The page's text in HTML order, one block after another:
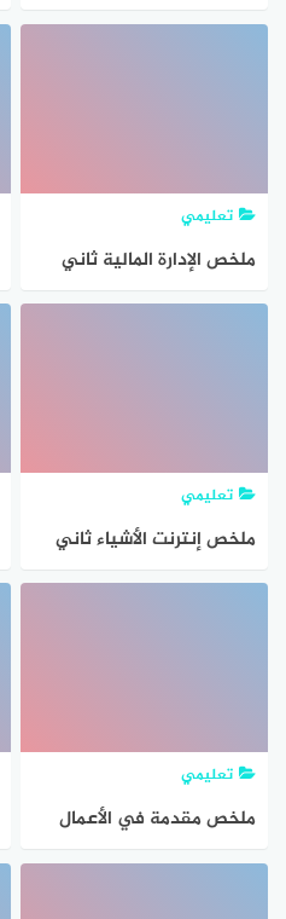
ثاني ثانوي مسارات ف2
تعليمي
ملخص الإدارة المالية ثاني
ثانوي مسارات الفصل الثاني
تعليمي
ملخص إنترنت الأشياء ثاني
ثانوي مسارات الفصل الثاني
تعليمي
ملخص مقدمة في الأعمال
ثاني ثانوي مسارات الفصل